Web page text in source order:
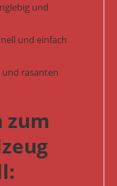
und
und einfach
und rasanten
zum